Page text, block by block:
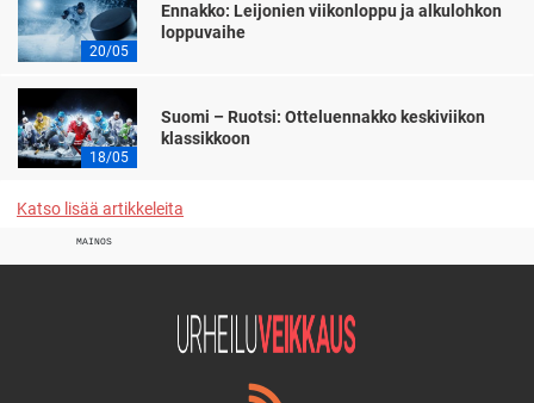
20/05
Ennakko: Leijonien viikonloppu ja alkulohkon
loppuvaihe
18/05
Suomi – Ruotsi: Otteluennakko keskiviikon
klassikkoon
Katso lisää artikkeleita
MAINOS